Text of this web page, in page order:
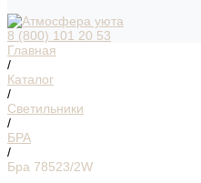
8 (800) 101 20 53
Главная
/
Каталог
/
Светильники
/
БРА
/
Бра 78523/2W